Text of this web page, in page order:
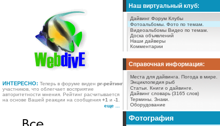
ИНТЕРЕСНО: Теперь в форуме виден pr-рейтинг
участников, что облегчает восприятие
авторитетности мнения. Рейтинг расчитывается
на основе Вашей реакции на сообщения +1 и -1
еще ...
Наш виртуальный клуб:
Дайвинг Форум Клубы
Фотоальбомы. Фото по темам.
Видеоальбомы Видео по темам.
Доска объявлений
Наши дайверы
Комментарии
Справочная информация:
Места для дайвинга.
Погода в мире.
Энциклопедия рыб
Статьи.
Книги о дайвинге.
Дайвинг словарь (3165 слов)
Термины. Знаки.
Оборудование
Фотография